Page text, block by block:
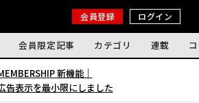
会員登録 ログイン
会員限定記事 カテゴリ 連載
新機能｜
告表示を最小限にしました